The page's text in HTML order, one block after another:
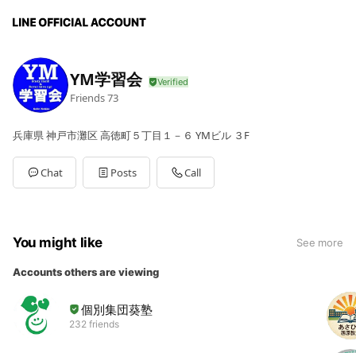
YM学習会
Friends73
兵庫県 神戸市灘区 高徳町５丁目１－６ YMビル ３F
Chat Posts Call
You might like See more
Accounts others are viewing
個別集団葵塾
232 friends